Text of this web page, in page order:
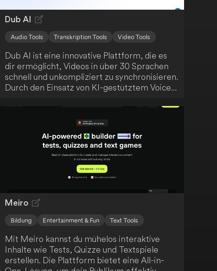
Dub AI
Audio Tools Transkription Tools Video Tools
Dub AI ist eine innovative Plattform, die es
dir ermöglicht, Videos in über 30 Sprachen
schnell und unkompliziert zu synchronisieren.
Durch den Einsatz von KI-gestütztem Voice
hochwertige, lokalisierten Audio- und
Videoinhalte. Die benutzerfreundliche
gleichzeitig und fördert so deine globale
Reichweite als Content Creator.
Meiro
Bildung Entertainment & Fun Text Tools
Mit Meiro kannst du mühelos interaktive
Inhalte wie Tests, Quizze und Textspiele
erstellen. Die Plattform bietet eine All-in-